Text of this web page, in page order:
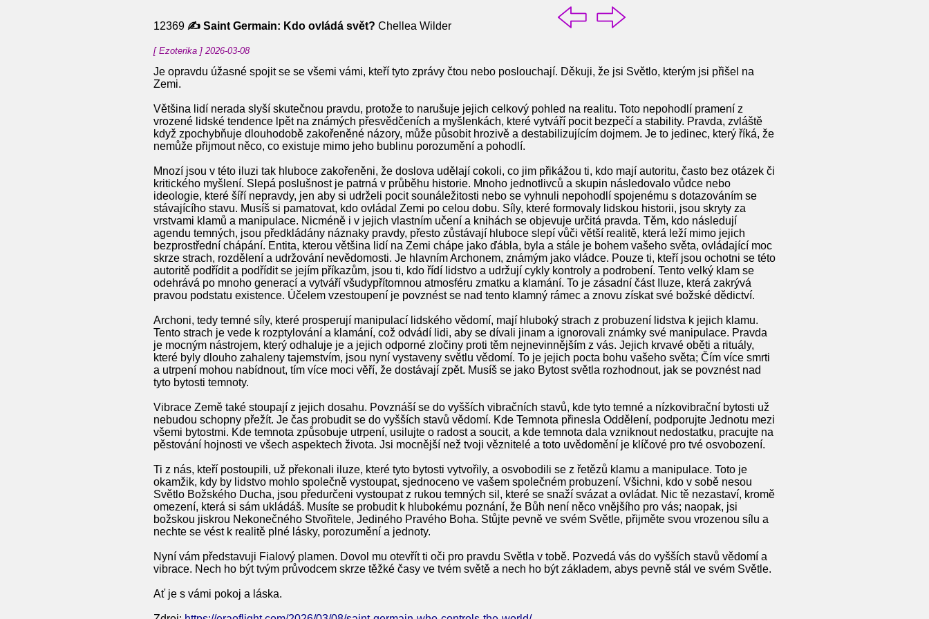
12369 ✍️ Saint Germain: Kdo ovládá svět? Chellea Wilder
[ Ezoterika ] 2026-03-08
Je opravdu úžasné spojit se se všemi vámi, kteří tyto zprávy čtou nebo poslouchají. Děkuji, že jsi Světlo, kterým jsi přišel na
Zemi.
Většina lidí nerada slyší skutečnou pravdu, protože to narušuje jejich celkový pohled na realitu. Toto nepohodlí pramení z
vrozené lidské tendence lpět na známých přesvědčeních a myšlenkách, které vytváří pocit bezpečí a stability. Pravda, zvláště
když zpochybňuje dlouhodobě zakořeněné názory, může působit hrozivě a destabilizujícím dojmem. Je to jedinec, který říká, že
nemůže přijmout něco, co existuje mimo jeho bublinu porozumění a pohodlí.
Mnozí jsou v této iluzi tak hluboce zakořeněni, že doslova udělají cokoli, co jim přikážou ti, kdo mají autoritu, často bez otázek či
kritického myšlení. Slepá poslušnost je patrná v průběhu historie. Mnoho jednotlivců a skupin následovalo vůdce nebo
ideologie, které šíří nepravdy, jen aby si udrželi pocit sounáležitosti nebo se vyhnuli nepohodlí spojenému s dotazováním se
stávajícího stavu. Musíš si pamatovat, kdo ovládal Zemi po celou dobu. Síly, které formovaly lidskou historii, jsou skryty za
vrstvami klamů a manipulace. Nicméně i v jejich vlastním učení a knihách se objevuje určitá pravda. Těm, kdo následují
agendu temných, jsou předkládány náznaky pravdy, přesto zůstávají hluboce slepí vůči větší realitě, která leží mimo jejich
bezprostřední chápání. Entita, kterou většina lidí na Zemi chápe jako ďábla, byla a stále je bohem vašeho světa, ovládající moc
skrze strach, rozdělení a udržování nevědomosti. Je hlavním Archonem, známým jako vládce. Pouze ti, kteří jsou ochotni se této
autoritě podřídit a podřídit se jejím příkazům, jsou ti, kdo řídí lidstvo a udržují cykly kontroly a podrobení. Tento velký klam se
odehrává po mnoho generací a vytváří všudypřítomnou atmosféru zmatku a klamání. To je zásadní část Iluze, která zakrývá
pravou podstatu existence. Účelem vzestoupení je povznést se nad tento klamný rámec a znovu získat své božské dědictví.
Archoni, tedy temné síly, které prosperují manipulací lidského vědomí, mají hluboký strach z probuzení lidstva k jejich klamu.
Tento strach je vede k rozptylování a klamání, což odvádí lidi, aby se dívali jinam a ignorovali známky své manipulace. Pravda
je mocným nástrojem, který odhaluje je a jejich odporné zločiny proti těm nejnevinnějším z vás. Jejich krvavé oběti a rituály,
které byly dlouho zahaleny tajemstvím, jsou nyní vystaveny světlu vědomí. To je jejich pocta bohu vašeho světa; Čím více smrti
a utrpení mohou nabídnout, tím více moci věří, že dostávají zpět. Musíš se jako Bytost světla rozhodnout, jak se povznést nad
tyto bytosti temnoty.
Vibrace Země také stoupají z jejich dosahu. Povznáší se do vyšších vibračních stavů, kde tyto temné a nízkovibrační bytosti už
nebudou schopny přežít. Je čas probudit se do vyšších stavů vědomí. Kde Temnota přinesla Oddělení, podporujte Jednotu mezi
všemi bytostmi. Kde temnota způsobuje utrpení, usilujte o radost a soucit, a kde temnota dala vzniknout nedostatku, pracujte na
pěstování hojnosti ve všech aspektech života. Jsi mocnější než tvoji věznitelé a toto uvědomění je klíčové pro tvé osvobození.
Ti z nás, kteří postoupili, už překonali iluze, které tyto bytosti vytvořily, a osvobodili se z řetězů klamu a manipulace. Toto je
okamžik, kdy by lidstvo mohlo společně vystoupat, sjednoceno ve vašem společném probuzení. Všichni, kdo v sobě nesou
Světlo Božského Ducha, jsou předurčeni vystoupat z rukou temných sil, které se snaží svázat a ovládat. Nic tě nezastaví, kromě
omezení, která si sám ukládáš. Musíte se probudit k hlubokému poznání, že Bůh není něco vnějšího pro vás; naopak, jsi
božskou jiskrou Nekonečného Stvořitele, Jediného Pravého Boha. Stůjte pevně ve svém Světle, přijměte svou vrozenou sílu a
nechte se vést k realitě plné lásky, porozumění a jednoty.
Nyní vám představuji Fialový plamen. Dovol mu otevřít ti oči pro pravdu Světla v tobě. Pozvedá vás do vyšších stavů vědomí a
vibrace. Nech ho být tvým průvodcem skrze těžké časy ve tvém světě a nech ho být základem, abys pevně stál ve svém Světle.
Ať je s vámi pokoj a láska.